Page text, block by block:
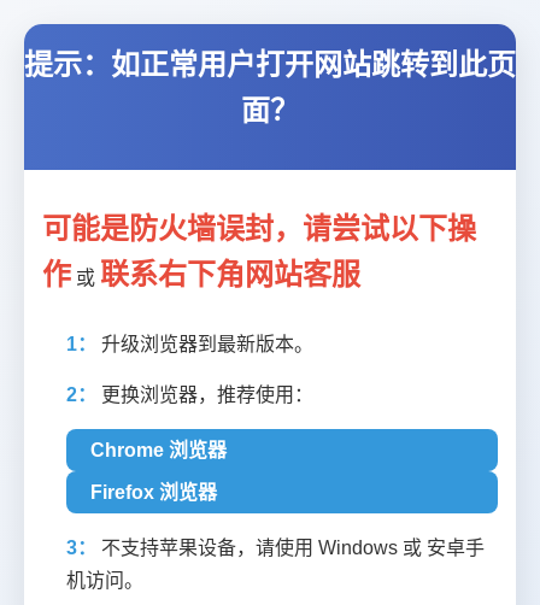
提示：如正常用户打开网站跳转到此页
面？
可能是防火墙误封，请尝试以下操
作 或 联系右下角网站客服
1： 升级浏览器到最新版本。
2： 更换浏览器，推荐使用：
Chrome 浏览器
Firefox 浏览器
3：
不支持苹果设备，请使用 Windows 或 安卓手
机访问。